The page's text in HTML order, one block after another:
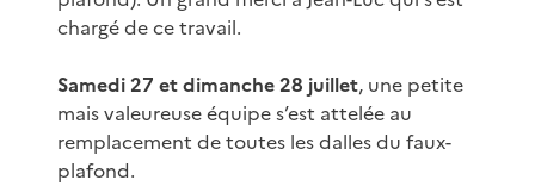
chargé de ce travail.
Samedi 27 et dimanche 28 juillet, une petite
mais valeureuse équipe s’est attelée au
remplacement de toutes les dalles du faux-
plafond.